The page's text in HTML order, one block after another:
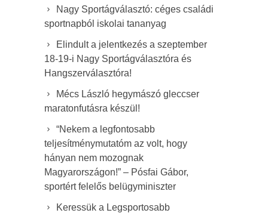
Nagy Sportágválasztó: céges családi
sportnapból iskolai tananyag
Elindult a jelentkezés a szeptember
18-19-i Nagy Sportágválasztóra és
Hangszerválasztóra!
Mécs László hegymászó gleccser
maratonfutásra készül!
“Nekem a legfontosabb
teljesítménymutatóm az volt, hogy
hányan nem mozognak
Magyarországon!” – Pósfai Gábor,
sportért felelős belügyminiszter
Keressük a Legsportosabb